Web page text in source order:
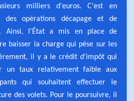
milliers d'euros. C'est en
des opérations décapage et de
Ainsi, l'État a mis en place de
baisser la charge qui pèse sur les
il y a le crédit d'impôt qui
un taux relativement faible aux
qui souhaitent effectuer le
des volets. Pour le poursuivre, il